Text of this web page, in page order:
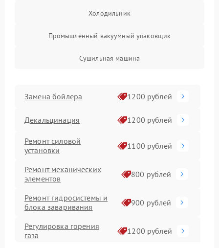
Холодильник
Промышленный вакуумный упаковщик
Сушильная машина
Замена бойлера 1200 рублей
Декальцинация 1200 рублей
Ремонт силовой
установки
1100 рублей
Ремонт механических
элементов
800 рублей
Ремонт гидросистемы и
блока заваривания
900 рублей
Регулировка горения
газа
1200 рублей